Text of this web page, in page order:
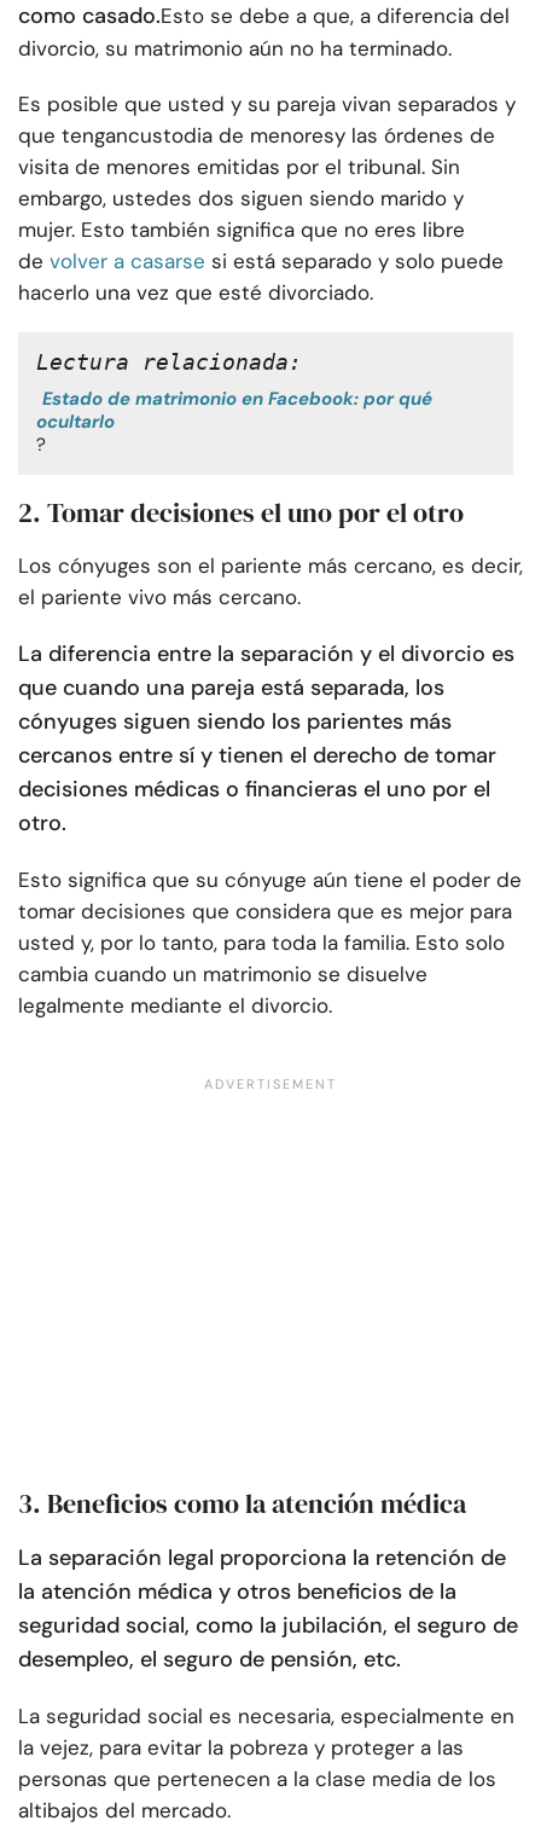
como casado.Esto se debe a que, a diferencia del
divorcio, su matrimonio aún no ha terminado.
Es posible que usted y su pareja vivan separados y
que tengancustodia de menoresy las órdenes de
visita de menores emitidas por el tribunal. Sin
embargo, ustedes dos siguen siendo marido y
mujer. Esto también significa que no eres libre
de volver a casarse si está separado y solo puede
hacerlo una vez que esté divorciado.
Lectura relacionada:
Estado de matrimonio en Facebook: por qué
ocultarlo
?
2. Tomar decisiones el uno por el otro
Los cónyuges son el pariente más cercano, es decir,
el pariente vivo más cercano.
La diferencia entre la separación y el divorcio es
que cuando una pareja está separada, los
cónyuges siguen siendo los parientes más
cercanos entre sí y tienen el derecho de tomar
decisiones médicas o financieras el uno por el
otro.
Esto significa que su cónyuge aún tiene el poder de
tomar decisiones que considera que es mejor para
usted y, por lo tanto, para toda la familia. Esto solo
cambia cuando un matrimonio se disuelve
legalmente mediante el divorcio.
3. Beneficios como la atención médica
La separación legal proporciona la retención de
la atención médica y otros beneficios de la
seguridad social, como la jubilación, el seguro de
desempleo, el seguro de pensión, etc.
La seguridad social es necesaria, especialmente en
la vejez, para evitar la pobreza y proteger a las
personas que pertenecen a la clase media de los
altibajos del mercado.